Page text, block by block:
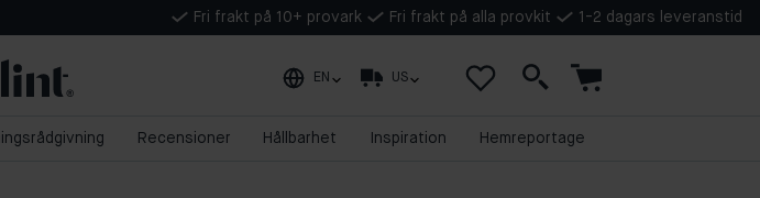
Fri frakt på 10+ provark Fri frakt på alla provkit 1-2 dagars leveranstid
EN US
Recensioner Hållbarhet Inspiration Hemreportage